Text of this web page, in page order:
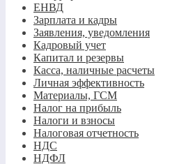
ЕНВД
Зарплата и кадры
Заявления, уведомления
Кадровый учет
Капитал и резервы
Касса, наличные расчеты
Личная эффективность
Материалы, ГСМ
Налог на прибыль
Налоги и взносы
Налоговая отчетность
НДС
НДФЛ